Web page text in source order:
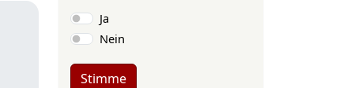
Auswahlmöglichkeiten
Ja
Nein
Stimme